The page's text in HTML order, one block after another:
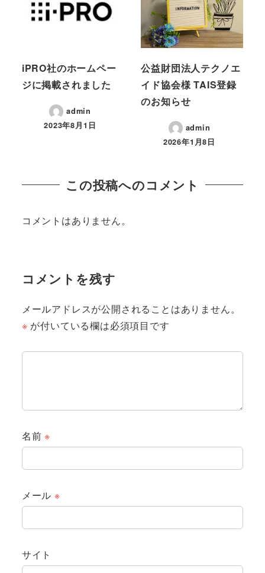
iPRO社のホームペー
ジに掲載されました
admin
2023年8月1日
公益財団法人テクノエ
イド協会様 TAIS登録
のお知らせ
admin
2026年1月8日
この投稿へのコメント
コメントはありません。
コメントを残す
メールアドレスが公開されることはありません。
※ が付いている欄は必須項目です
名前※
メール ※
サイト